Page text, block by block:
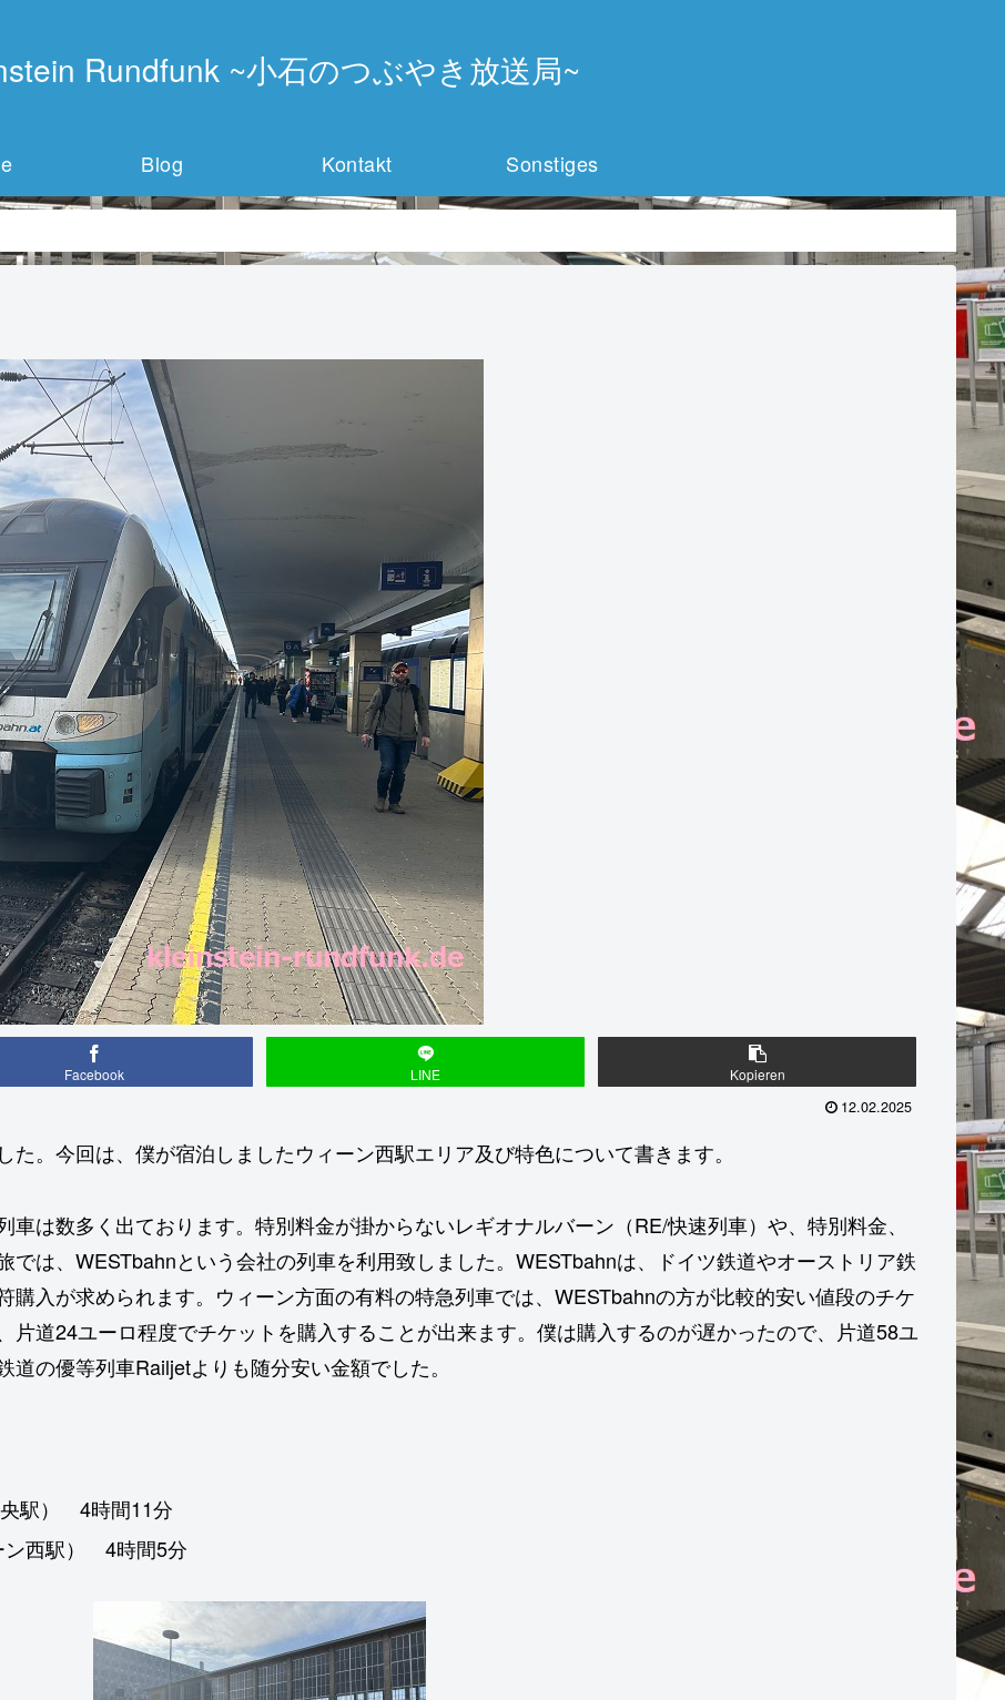
Rundfunk ~小石のつぶやき放送局~
Blog Kontakt Sonstiges
Facebook LINE Kopieren
12.02.2025
。今回は、僕が宿泊しましたウィーン西駅エリア及び特色について書きます。
は数多く出ております。特別料金が掛からないレギオナルバーン（RE/快速列車）や、特別料金、
は、WESTbahnという会社の列車を利用致しました。WESTbahnは、ドイツ鉄道やオーストリア鉄
入が求められます。ウィーン方面の有料の特急列車では、WESTbahnの方が比較的安い値段のチケ
片道24ユーロ程度でチケットを購入することが出来ます。僕は購入するのが遅かったので、片道58ユ
の優等列車Railjetよりも随分安い金額でした。
駅） 4時間11分
ン西駅） 4時間5分